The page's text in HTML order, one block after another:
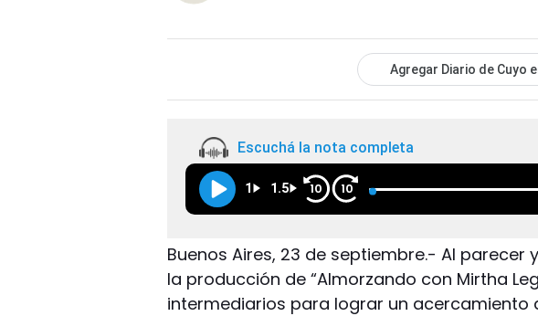
Agregar Diario de Cuyo
Escuchá la nota completa
1 1.5 10 10
Buenos Aires, 23 de septiembre.- Al parecer
la producción de “Almorzando con Mirtha
intermediarios para lograr un acercamiento